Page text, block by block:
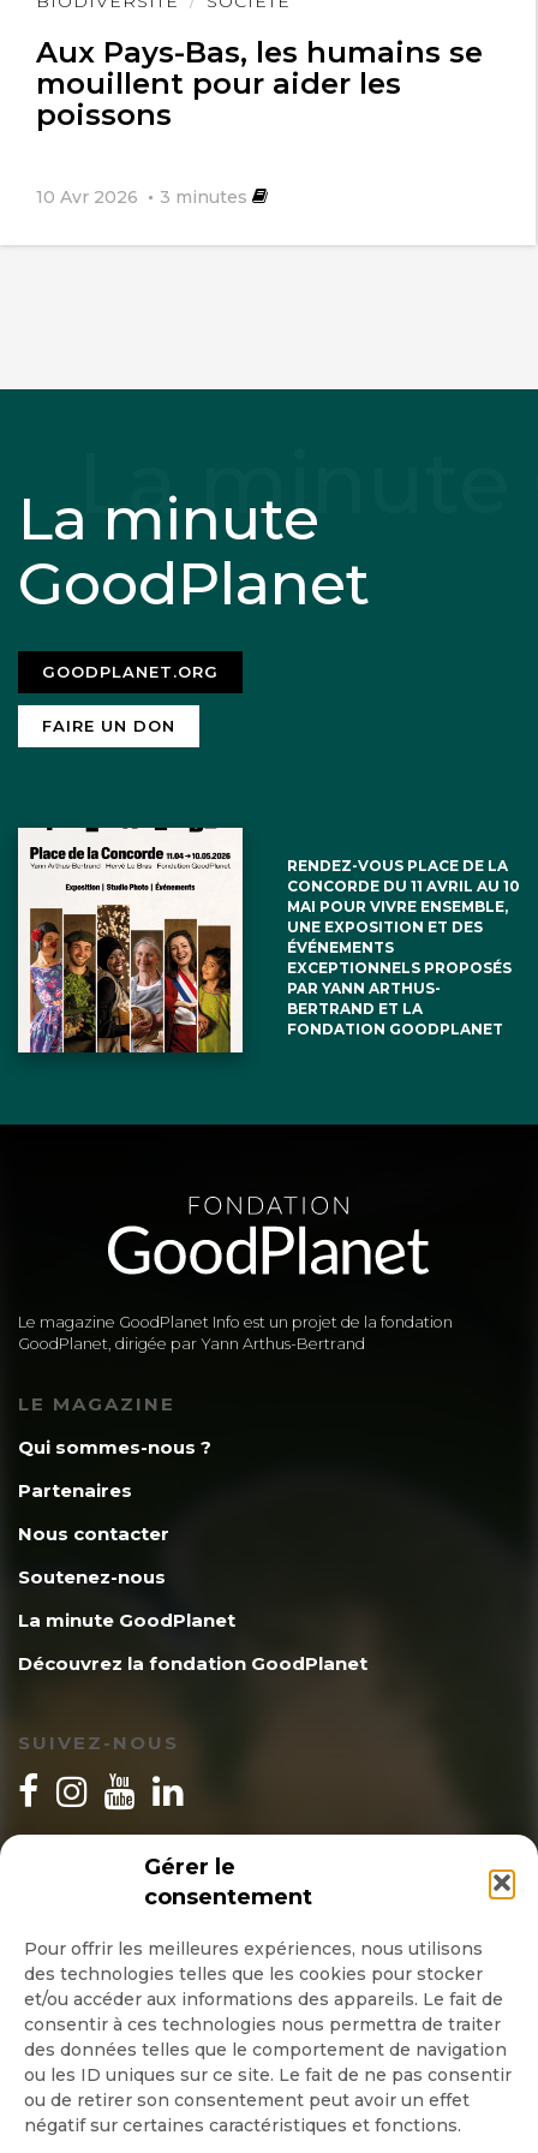
Gérer le
consentement
Pour offrir les meilleures expériences, nous utilisons
des technologies telles que les cookies pour stocker
et/ou accéder aux informations des appareils. Le fait de
consentir à ces technologies nous permettra de traiter
des données telles que le comportement de navigation
ou les ID uniques sur ce site. Le fait de ne pas consentir
ou de retirer son consentement peut avoir un effet
négatif sur certaines caractéristiques et fonctions.
Aux Pays-Bas, les humains se
mouillent pour aider les
poissons
10 Avr 2026 3 minutes
La minute
GoodPlanet
GOODPLANET.ORG
FAIRE UN DON
RENDEZ-VOUS PLACE DE LA
CONCORDE DU 11 AVRIL AU 10
MAI POUR VIVRE ENSEMBLE,
UNE EXPOSITION ET DES
ÉVÉNEMENTS
EXCEPTIONNELS PROPOSÉS
PAR YANN ARTHUS-
BERTRAND ET LA
FONDATION GOODPLANET
Le magazine GoodPlanet Info est un projet de la fondation
GoodPlanet, dirigée par Yann Arthus-Bertrand
LE MAGAZINE
Qui sommes-nous ?
Partenaires
Nous contacter
Soutenez-nous
La minute GoodPlanet
Découvrez la fondation GoodPlanet
SUIVEZ-NOUS
INSCRIPTION NEWSLETTER
Quotidienne
Hebdo
OK